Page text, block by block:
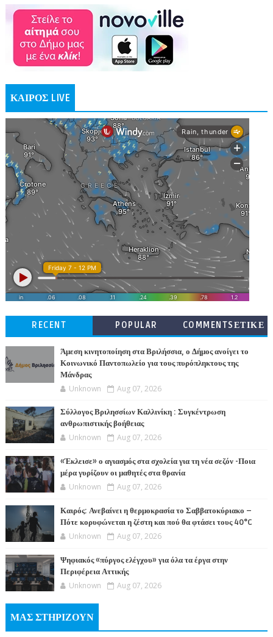
ΚΑΙΡΟΣ LIVE
RECENT POPULAR
COMMENTSΕΤΙΚΕ
Άμεση κινητοποίηση στα Βριλήσσια, ο Δήμος ανοίγει το
Κοινωνικό Παντοπωλείο για τους πυρόπληκτους της
Μάνδρας
Unknown Aug 07, 2026
Σύλλογος Βριλησσίων Καλλινίκη : Συγκέντρωση
ανθρωπιστικής βοήθειας
Unknown Aug 07, 2026
«Έκλεισε» ο αγιασμός στα σχολεία για τη νέα σεζόν -Ποια
μέρα γυρίζουν οι μαθητές στα θρανία
Unknown Aug 07, 2026
Καιρός: Ανεβαίνει η θερμοκρασία το Σαββατοκύριακο –
Πότε κορυφώνεται η ζέστη και πού θα φτάσει τους 40°C
Unknown Aug 07, 2026
Ψηφιακός «πύργος ελέγχου» για όλα τα έργα στην
Περιφέρεια Αττικής
Unknown Aug 07, 2026
ΜΑΣ ΣΤΗΡΙΖΟΥΝ